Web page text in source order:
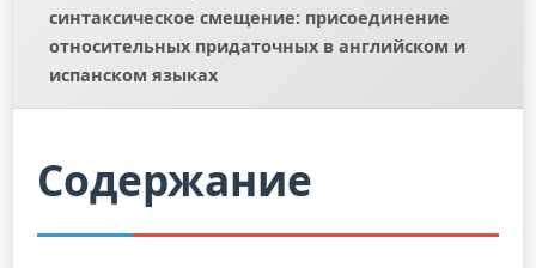
синтаксическое смещение: присоединение
относительных придаточных в английском и
испанском языках
Содержание